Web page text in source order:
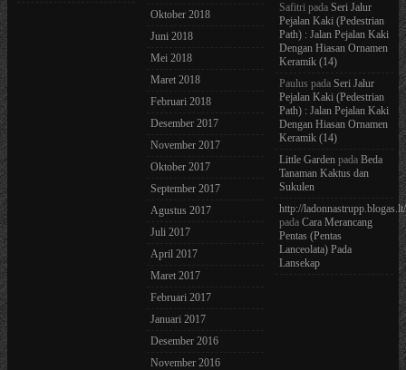
Oktober 2018
Juni 2018
Mei 2018
Maret 2018
Februari 2018
Desember 2017
November 2017
Oktober 2017
September 2017
Agustus 2017
Juli 2017
April 2017
Maret 2017
Februari 2017
Januari 2017
Desember 2016
November 2016
Safitri padaSeri Jalur
Pejalan Kaki (Pedestrian
Path) : Jalan Pejalan Kaki
Dengan Hiasan Ornamen
Keramik (14)
Paulus padaSeri Jalur
Pejalan Kaki (Pedestrian
Path) : Jalan Pejalan Kaki
Dengan Hiasan Ornamen
Keramik (14)
Little Garden padaBeda
Tanaman Kaktus dan
Sukulen
http://ladonnastrupp.blogas.lt/
padaCara Merancang
Pentas (Pentas
Lanceolata) Pada
Lansekap